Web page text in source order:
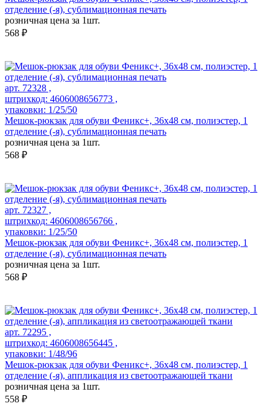
отделение (-я), сублимационная печать
розничная цена за 1шт.
568 ₽
арт. 72328 ,
штрихкод: 4606008656773 ,
упаковки: 1/25/50
Мешок-рюкзак для обуви Феникс+, 36х48 см, полиэстер, 1
отделение (-я), сублимационная печать
розничная цена за 1шт.
568 ₽
арт. 72327 ,
штрихкод: 4606008656766 ,
упаковки: 1/25/50
Мешок-рюкзак для обуви Феникс+, 36х48 см, полиэстер, 1
отделение (-я), сублимационная печать
розничная цена за 1шт.
568 ₽
арт. 72295 ,
штрихкод: 4606008656445 ,
упаковки: 1/48/96
Мешок-рюкзак для обуви Феникс+, 36x48 см, полиэстер, 1
отделение (-я), аппликация из светоотражающей ткани
розничная цена за 1шт.
558 ₽